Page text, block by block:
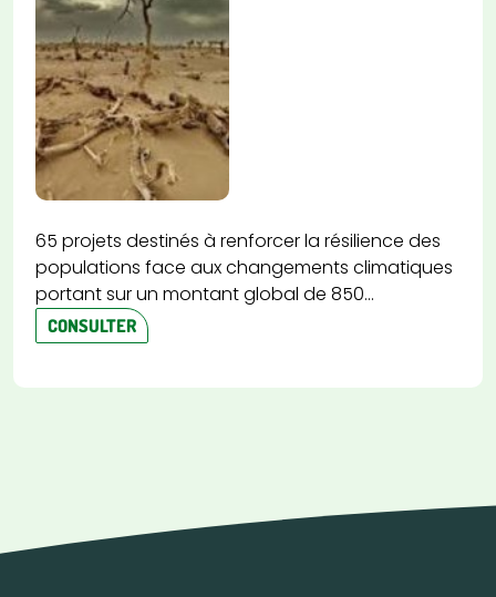
65 projets destinés à renforcer la résilience des
populations face aux changements climatiques
portant sur un montant global de 850...
CONSULTER